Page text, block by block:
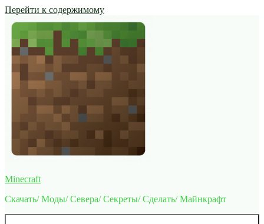
Перейти к содержимому
Minecraft
Скачать/ Моды/ Севера/ Секреты/ Сделать/ Майнкрафт